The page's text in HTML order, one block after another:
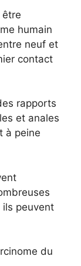
être
humain
neuf et
contact
rapports
et anales
à peine
ils peuvent
du